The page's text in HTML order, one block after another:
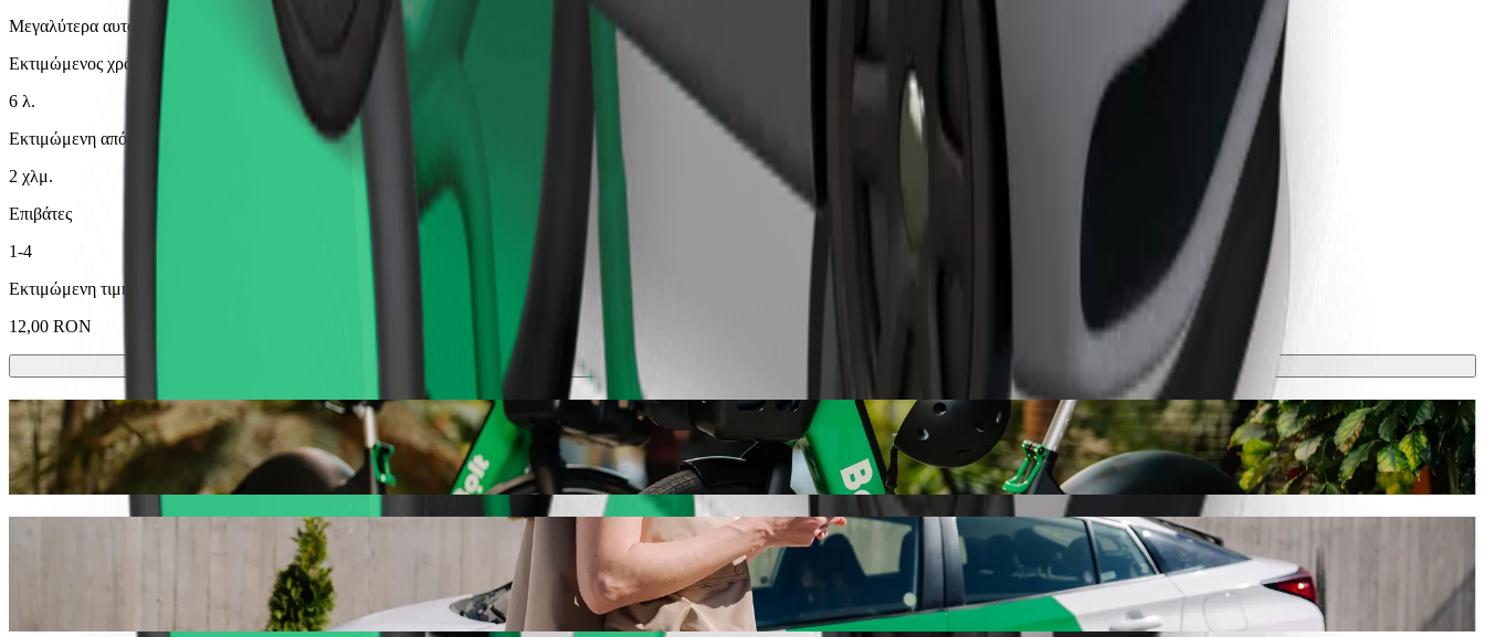
Μεγαλύτερα αυτοκίνητα με περισσότερο χώρο για τα πόδια και αποθηκευτικό χώρο
Εκτιμώμενος χρόνος μετακίνησης
6 λ.
Εκτιμώμενη απόσταση
2 χλμ.
Επιβάτες
1-4
Εκτιμώμενη τιμή
12,00 RON
Σκούτερ ή ηλεκτρικά ποδήλατα
Μετακινήσου στην Baia Mare με Scooters ή E-bikes
Κατέβασε την εφαρμογή Bolt
Πήγαινε από Gara Baia Mare σε Hotel Mara με Bolt ride-hailing
Σου συνιστούμε να επιλέξεις τη Bolt ride-hailing αν ψάχνεις για την καλύτερη τιμή για να φτάσεις στο Hotel Mara. Με τη Bolt, αυτή η διαδρομή θα διαρκέσει περίπου 6 λ. και θα κοστίσει γύρω στα
12,00 RON RON. Όποια και αν είναι η περίσταση, θα βρούμε το ιδανικό όχημα για εσένα.